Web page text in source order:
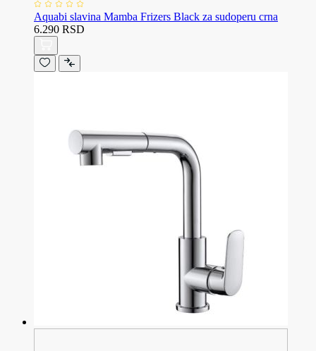
Aquabi slavina Mamba Frizers Black za sudoperu crna
6.290 RSD